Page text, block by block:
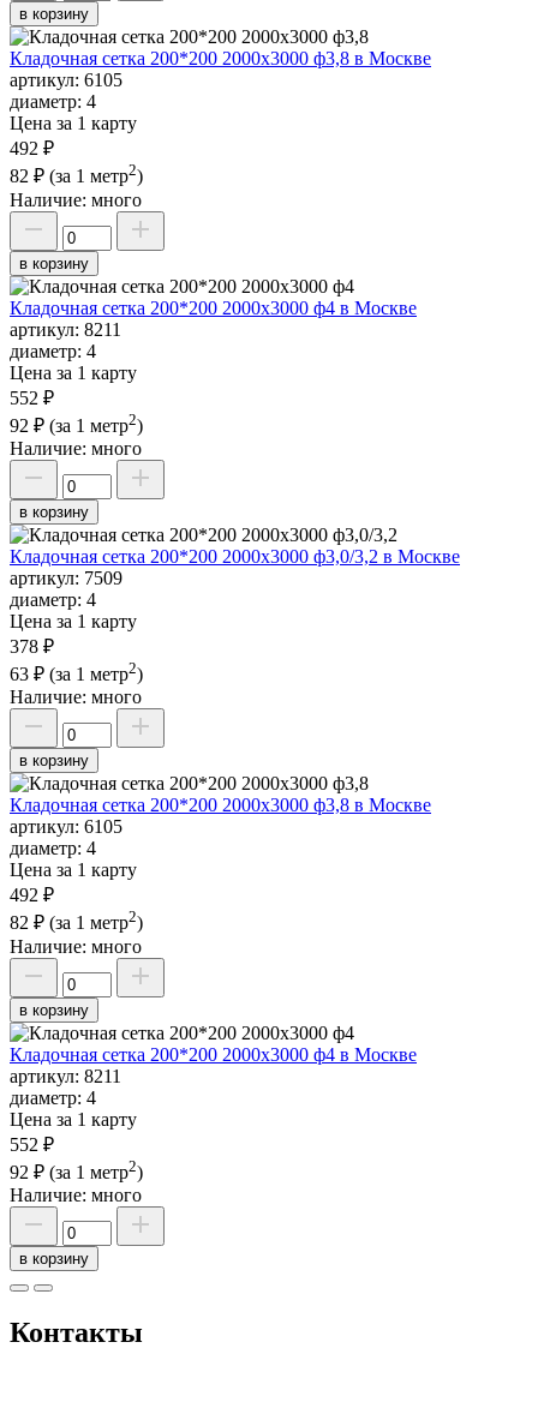
в корзину
Кладочная сетка 200*200 2000х3000 ф3,8 в Москве
артикул: 6105
диаметр: 4
Цена за 1 карту
492 ₽
82 ₽ (за 1 метр2)
Наличие: много
в корзину
Кладочная сетка 200*200 2000х3000 ф4 в Москве
артикул: 8211
диаметр: 4
Цена за 1 карту
552 ₽
92 ₽ (за 1 метр2)
Наличие: много
в корзину
Кладочная сетка 200*200 2000х3000 ф3,0/3,2 в Москве
артикул: 7509
диаметр: 4
Цена за 1 карту
378 ₽
63 ₽ (за 1 метр2)
Наличие: много
в корзину
Кладочная сетка 200*200 2000х3000 ф3,8 в Москве
артикул: 6105
диаметр: 4
Цена за 1 карту
492 ₽
82 ₽ (за 1 метр2)
Наличие: много
в корзину
Кладочная сетка 200*200 2000х3000 ф4 в Москве
артикул: 8211
диаметр: 4
Цена за 1 карту
552 ₽
92 ₽ (за 1 метр2)
Наличие: много
в корзину
Контакты